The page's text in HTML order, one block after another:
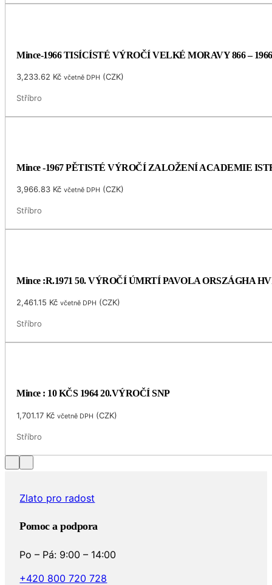
Mince-1966 TISÍCÍSTÉ VÝROČÍ VELKÉ MORAVY 866 – 1966
3,233.62 Kč včetně DPH (CZK)
Stříbro
Mince -1967 PĚTISTÉ VÝROČÍ ZALOŽENÍ ACADEMIE
3,966.83 Kč včetně DPH (CZK)
Stříbro
Mince :R.1971 50. VÝROČÍ ÚMRTÍ PAVOLA ORSZÁGHA
2,461.15 Kč včetně DPH (CZK)
Stříbro
Mince : 10 KČS 1964 20.VÝROČÍ SNP
1,701.17 Kč včetně DPH (CZK)
Stříbro
Zlato pro radost
Pomoc a podpora
Po – Pá: 9:00 – 14:00
+420 800 720 728